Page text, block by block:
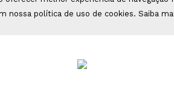
nossa política de uso de cookies. Saiba